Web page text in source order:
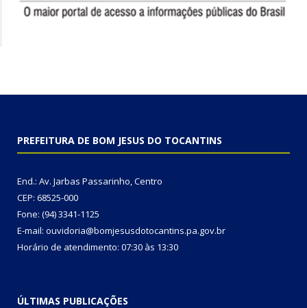
PREFEITURA DE BOM JESUS DO TOCANTINS
End.: Av. Jarbas Passarinho, Centro
CEP: 68525-000
Fone: (94) 3341-1125
E-mail: ouvidoria@bomjesusdotocantins.pa.gov.br
Horário de atendimento: 07:30 às 13:30
ÚLTIMAS PUBLICAÇÕES